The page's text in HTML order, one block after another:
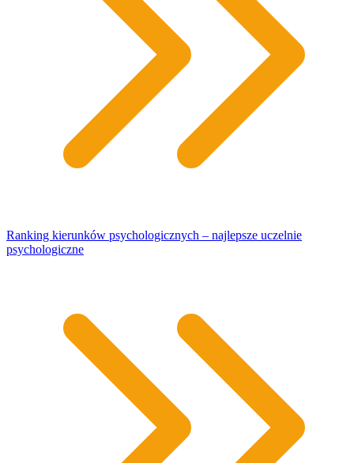
Ranking kierunków psychologicznych – najlepsze uczelnie
psychologiczne